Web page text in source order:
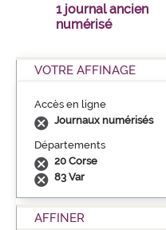
1 journal ancien
numérisé
VOTRE AFFINAGE
Accès en ligne
Journaux numérisés
Départements
20 Corse
83 Var
AFFINER